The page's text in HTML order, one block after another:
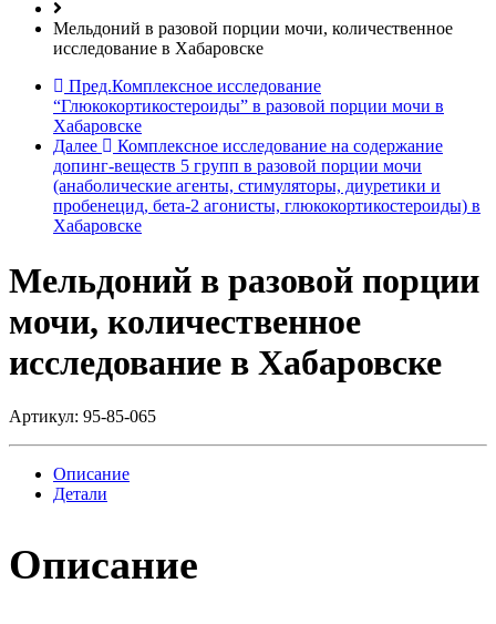
Мельдоний в разовой порции мочи, количественное
исследование в Хабаровске
Пред.Комплексное исследование
“Глюкокортикостероиды” в разовой порции мочи в
Хабаровске
Далее
Комплексное исследование на содержание
допинг-веществ 5 групп в разовой порции мочи
(анаболические агенты, стимуляторы, диуретики и
пробенецид, бета-2 агонисты, глюкокортикостероиды) в
Хабаровске
Мельдоний в разовой порции
мочи, количественное
исследование в Хабаровске
Артикул: 95-85-065
Описание
Детали
Описание